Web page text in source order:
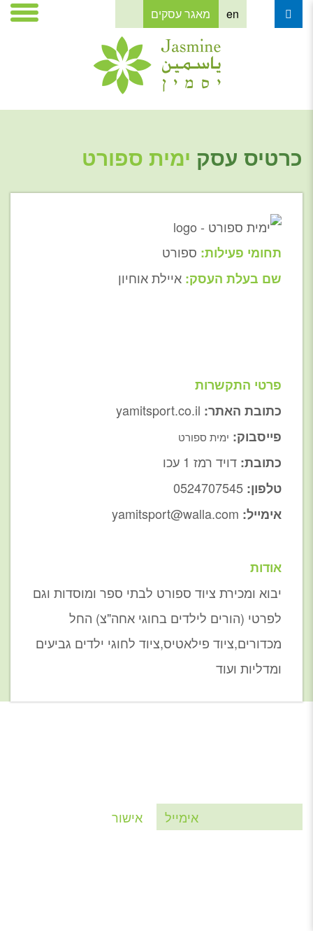
en מאגר עסקים
כרטיס עסק ימית ספורט
תחומי פעילות: ספורט
שם בעלת העסק: איילת אוחיון
פרטי התקשרות
כתובת האתר: yamitsport.co.il
פייסבוק: ימית ספורט
כתובת: דויד רמז 1 עכו
טלפון: 0524707545
אימייל: yamitsport@walla.com
אודות
יבוא ומכירת ציוד ספורט לבתי ספר ומוסדות וגם
לפרטי (הורים לילדים בחוגי אחה"צ) החל
מכדורים,ציוד פילאטיס,ציוד לחוגי ילדים גביעים
ומדליות ועוד